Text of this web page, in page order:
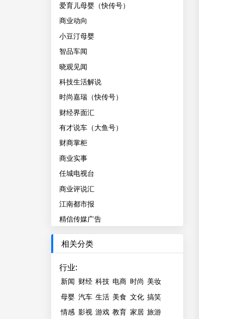
爱育儿母婴（快传号）
商业动向
小豆汀母婴
智品车闻
晓观见闻
科技生活解说
时尚嘉瑞（快传号）
财经界面汇
有才说车（大鱼号）
财商掌柜
商业实事
任城电视台
商业评说汇
江南都市报
精信传媒广告
相关分类
行业:
新闻 财经 科技 电商 时尚 美妆
母婴 汽车 生活 美食 文化 搞笑
情感 影视 游戏 教育 家居 旅游